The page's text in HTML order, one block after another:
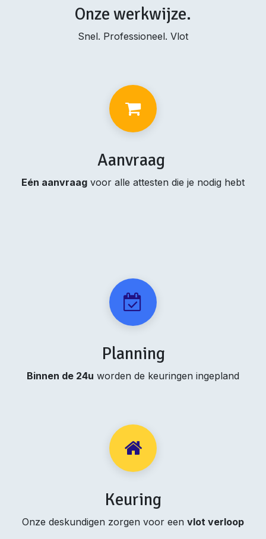
Onze werkwijze.
Snel. Professioneel. Vlot
Aanvraag
Eén aanvraag voor alle attesten die je nodig hebt
Planning
Binnen de 24u worden de keuringen ingepland
Keuring
Onze deskundigen zorgen voor een vlot verloop